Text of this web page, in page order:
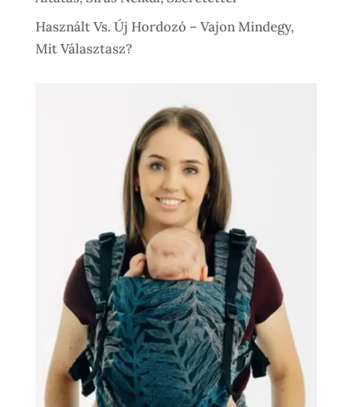
Használt Vs. Új Hordozó – Vajon Mindegy,
Mit Választasz?